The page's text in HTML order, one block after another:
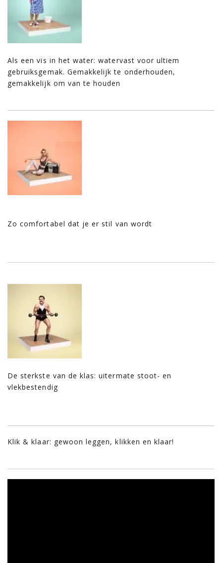
Als een vis in het water: watervast voor ultiem
gebruiksgemak. Gemakkelijk te onderhouden,
gemakkelijk om van te houden
Zo comfortabel dat je er stil van wordt
De sterkste van de klas: uitermate stoot- en
vlekbestendig
Klik & klaar: gewoon leggen, klikken en klaar!